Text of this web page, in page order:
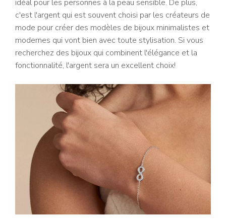
idéal pour les personnes à la peau sensible. De plus,
c'est l'argent qui est souvent choisi par les créateurs de
mode pour créer des modèles de bijoux minimalistes et
modernes qui vont bien avec toute stylisation. Si vous
recherchez des bijoux qui combinent l'élégance et la
fonctionnalité, l'argent sera un excellent choix!